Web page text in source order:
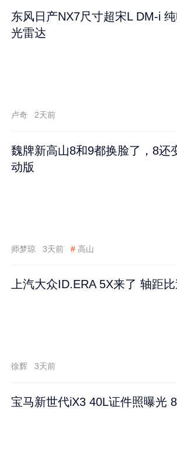
东风日产NX7尺寸超宋L DM-i
光雷达
卢奇 2天前
魏牌新高山8和9都换脸了，8还
动版
师梦琼 3天前 # 高山
上汽大众ID.ERA 5X来了 轴距
徐辉 3天前
宝马新世代iX3 40L证件照曝光